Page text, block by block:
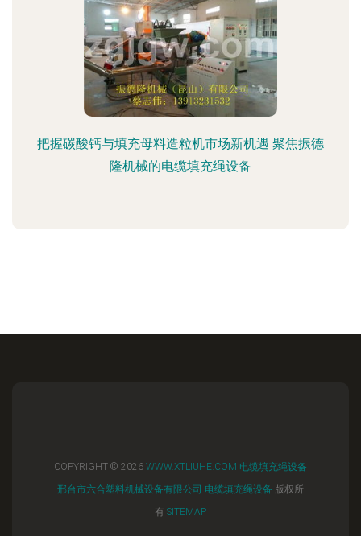
把握碳酸钙与填充母料造粒机市场新机遇 聚焦振德
隆机械的电缆填充绳设备
COPYRIGHT © 2026 WWW.XTLIUHE.COM 电缆填充绳设备
邢台市六合塑料机械设备有限公司 电缆填充绳设备 版权所
有 SITEMAP